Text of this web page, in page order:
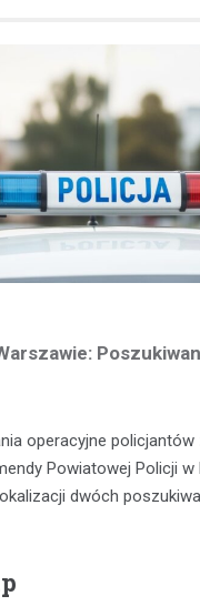
operacyjne policjantów
Powiatowej Policji w
dwóch